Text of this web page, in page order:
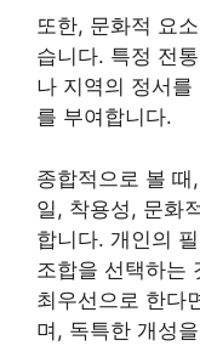
또한, 문화적 요
습니다. 특정 전
나 지역의 정서
를 부여합니다.
종합적으로 볼
일, 착용성, 문화
합니다. 개인의
조합을 선택하는
최우선으로 한다
며, 독특한 개성